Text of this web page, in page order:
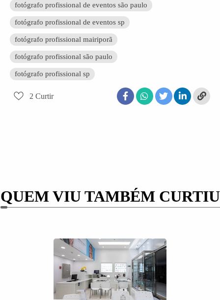
fotógrafo profissional de eventos são paulo
fotógrafo profissional de eventos sp
fotógrafo profissional mairiporã
fotógrafo profissional são paulo
fotógrafo profissional sp
2 Curtir
QUEM VIU TAMBÉM CURTIU